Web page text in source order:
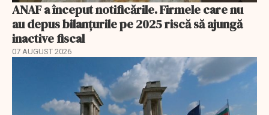
ANAF a început notificările. Firmele care nu
au depus bilanțurile pe 2025 riscă să ajungă
inactive fiscal
07 AUGUST 2026